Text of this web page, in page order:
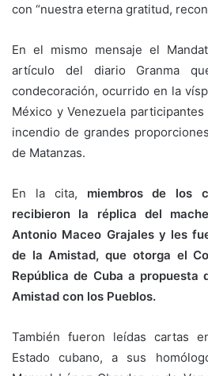
con “nuestra eterna gratitud,
En el mismo mensaje el
artículo del diario Granma
condecoración, ocurrido en la
México y Venezuela
incendio de grandes
de Matanzas.
En la cita, miembros de los
recibieron la réplica del
Antonio Maceo Grajales y les
de la Amistad, que otorga el
República de Cuba a propuesta
Amistad con los Pueblos.
También fueron leídas cartas
Estado cubano, a sus